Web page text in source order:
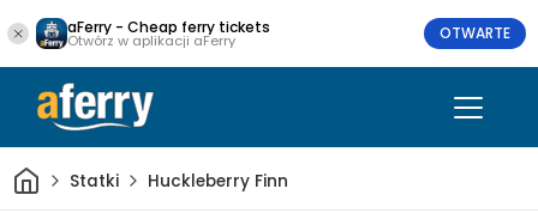
aFerry - Cheap ferry tickets
Otwórz w aplikacji aFerry OTWARTE
DomStatki Huckleberry Finn